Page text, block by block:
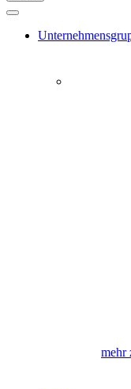
mehr